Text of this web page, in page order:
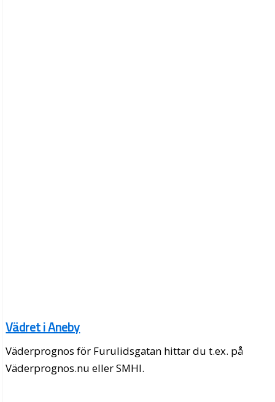
Vädret i Aneby
Väderprognos för Furulidsgatan hittar du t.ex. på
Väderprognos.nu eller SMHI.